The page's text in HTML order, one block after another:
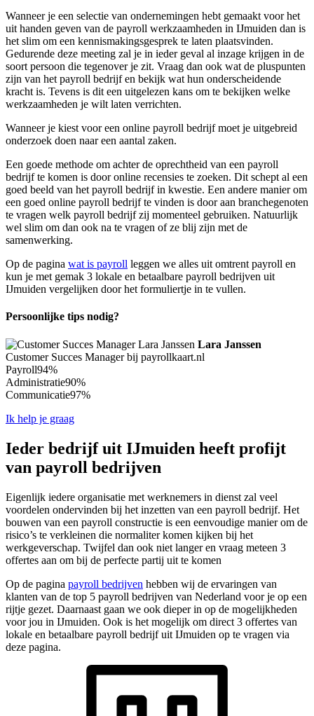
Wanneer je een selectie van ondernemingen hebt gemaakt voor het
uit handen geven van de payroll werkzaamheden in IJmuiden dan is
het slim om een kennismakingsgesprek te laten plaatsvinden.
Gedurende deze meeting zal je in ieder geval al inzage krijgen in de
soort persoon die tegenover je zit. Vraag dan ook wat de pluspunten
zijn van het payroll bedrijf en bekijk wat hun onderscheidende
kracht is. Tevens is dit een uitgelezen kans om te bekijken welke
werkzaamheden je wilt laten verrichten.
Wanneer je kiest voor een online payroll bedrijf moet je uitgebreid
onderzoek doen naar een aantal zaken.
Een goede methode om achter de oprechtheid van een payroll
bedrijf te komen is door online recensies te zoeken. Dit schept al een
goed beeld van het payroll bedrijf in kwestie. Een andere manier om
een goed online payroll bedrijf te vinden is door aan branchegenoten
te vragen welk payroll bedrijf zij momenteel gebruiken. Natuurlijk
wel slim om dan ook na te vragen of ze blij zijn met de
samenwerking.
Op de pagina wat is payroll leggen we alles uit omtrent payroll en
kun je met gemak 3 lokale en betaalbare payroll bedrijven uit
IJmuiden vergelijken door het formuliertje in te vullen.
Persoonlijke tips nodig?
Lara Janssen
Customer Succes Manager bij payrollkaart.nl
Payroll94%
Administratie90%
Communicatie97%
Ik help je graag
Ieder bedrijf uit IJmuiden heeft profijt
van payroll bedrijven
Eigenlijk iedere organisatie met werknemers in dienst zal veel
voordelen ondervinden bij het inzetten van een payroll bedrijf. Het
bouwen van een payroll constructie is een eenvoudige manier om de
risico’s te verkleinen die normaliter komen kijken bij het
werkgeverschap. Twijfel dan ook niet langer en vraag meteen 3
offertes aan om bij de perfecte partij uit te komen
Op de pagina payroll bedrijven hebben wij de ervaringen van
klanten van de top 5 payroll bedrijven van Nederland voor je op een
rijtje gezet. Daarnaast gaan we ook dieper in op de mogelijkheden
voor jou in IJmuiden. Ook is het mogelijk om direct 3 offertes van
lokale en betaalbare payroll bedrijf uit IJmuiden op te vragen via
deze pagina.